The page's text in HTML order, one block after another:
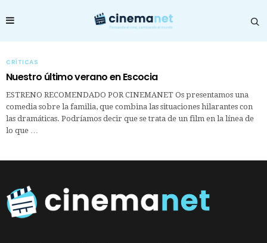
CRÍTICAS
Nuestro último verano en Escocia
ESTRENO RECOMENDADO POR CINEMANET Os presentamos una
comedia sobre la familia, que combina las situaciones hilarantes con
las dramáticas. Podríamos decir que se trata de un film en la línea de
lo que …